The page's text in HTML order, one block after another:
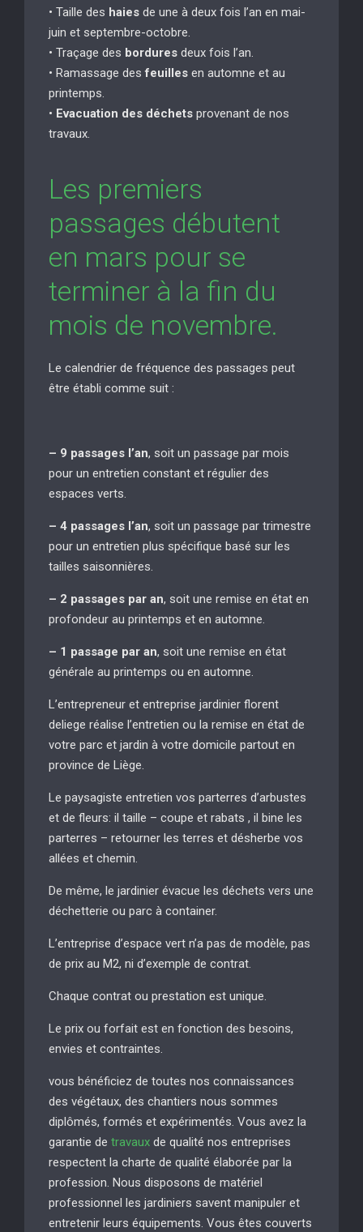
• Taille des haies de une à deux fois l’an en mai-
juin et septembre-octobre.
• Traçage des bordures deux fois l’an.
• Ramassage desfeuilles en automne et au
printemps.
• Evacuation des déchets provenant de nos
travaux.
Les premiers
passages débutent
en mars pour se
terminer à la fin du
mois de novembre.
Le calendrier de fréquence des passages peut
être établi comme suit :
– 9 passages l’an, soit un passage par mois
pour un entretien constant et régulier des
espaces verts.
– 4 passages l’an, soit un passage par trimestre
pour un entretien plus spécifique basé sur les
tailles saisonnières.
– 2 passages par an, soit une remise en état en
profondeur au printemps et en automne.
– 1 passage par an, soit une remise en état
générale au printemps ou en automne.
L’entrepreneur et entreprise jardinier florent
deliege réalise l’entretien ou la remise en état de
votre parc et jardin à votre domicile partout en
province de Liège.
Le paysagiste entretien vos parterres d’arbustes
et de fleurs: il taille – coupe et rabats , il bine les
parterres – retourner les terres et désherbe vos
allées et chemin.
De même, le jardinier évacue les déchets vers une
déchetterie ou parc à container.
L’entreprise d’espace vert n’a pas de modèle, pas
de prix au M2, ni d’exemple de contrat.
Chaque contrat ou prestation est unique.
Le prix ou forfait est en fonction des besoins,
envies et contraintes.
vous bénéficiez de toutes nos connaissances
des végétaux, des chantiers nous sommes
diplômés, formés et expérimentés. Vous avez la
garantie de travaux de qualité nos entreprises
respectent la charte de qualité élaborée par la
profession. Nous disposons de matériel
professionnel les jardiniers savent manipuler et
entretenir leurs équipements. Vous êtes couverts